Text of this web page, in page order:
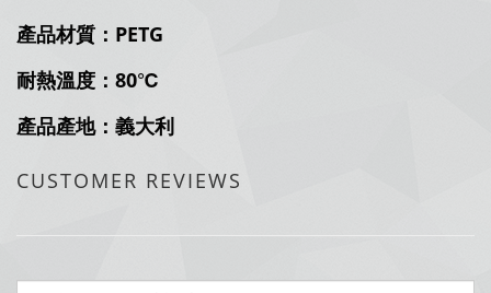
產品材質： PETG
耐熱溫度： 80℃
產品產地：義大利
CUSTOMER REVIEWS